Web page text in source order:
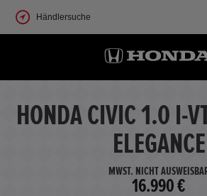
Händlersuche
HONDA CIVIC 1.0 I-
ELEGANCE
MWST. NICHT
16.990 €